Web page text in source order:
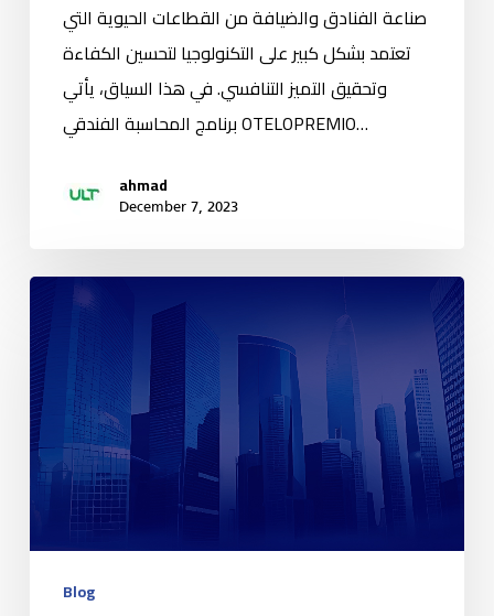
صناعة الفنادق والضيافة من القطاعات الحيوية التي
تعتمد بشكل كبير على التكنولوجيا لتحسين الكفاءة
وتحقيق التميز التنافسي. في هذا السياق، يأتي
برنامج المحاسبة الفندقي OTELOPREMIO…
ahmad
December 7, 2023
Blog